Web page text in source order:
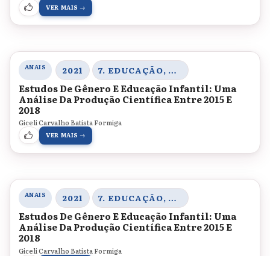
VER MAIS →
ANAIS 2021 7. EDUCAÇÃO, CORPO E GÊNERO
Estudos De Gênero E Educação Infantil: Uma
Análise Da Produção Científica Entre 2015 E
2018
Giceli Carvalho Batista Formiga
VER MAIS →
ANAIS 2021 7. EDUCAÇÃO, CORPO E GÊNERO
Estudos De Gênero E Educação Infantil: Uma
Análise Da Produção Científica Entre 2015 E
2018
Giceli Carvalho Batista Formiga